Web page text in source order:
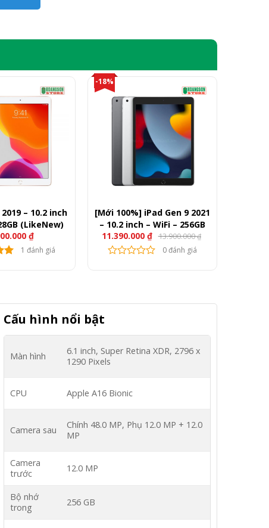
– 10.2 inch
(LikeNew)
₫
1 đánh giá
-18%
[Mới 100%] iPad Gen 9 2021
– 10.2 inch – WiFi – 256GB
11.390.000 ₫ 13.900.000₫
0 đánh giá
Cấu hình nổi bật
Màn hình
6.1 inch, Super Retina XDR, 2796 x
1290 Pixels
CPU Apple A16 Bionic
Camera sau
Chính 48.0 MP, Phụ 12.0 MP + 12.0
MP
Camera
trước
12.0 MP
Bộ nhớ
trong
256 GB